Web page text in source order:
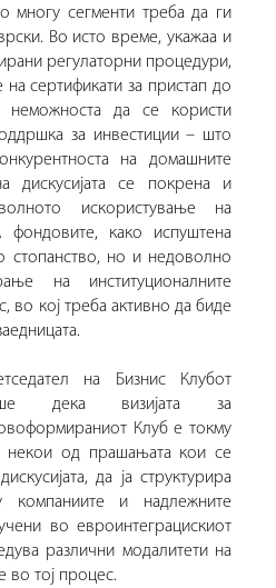
многу сегменти треба да ги
Во исто време, укажаа и
регулаторни процедури,
сертификати за пристап до
да се користи
за инвестиции – што
на домашните
дискусијата се покрена и
искористување на
фондовите, како испуштена
стопанство, но и недоволно
на институционалните
во кој треба активно да биде
на Бизнис Клубот
дека визијата за
Клуб е токму
од прашањата кои се
да ја структурира
компаниите и надлежните
во евроинтеграцискиот
различни модалитети на
во тој процес.